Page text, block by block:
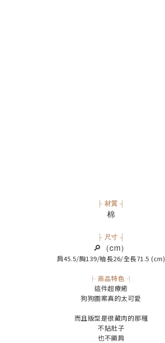
├ 材質 ┤
棉
├ 尺寸 ┤
🔎（cm）
肩45.5/胸139/袖長26/全長71.5 (cm)
├ 商品特色 ┤
這件超療癒
狗狗圖案真的太可愛
而且版型是很藏肉的那種
不貼肚子
也不顯肩